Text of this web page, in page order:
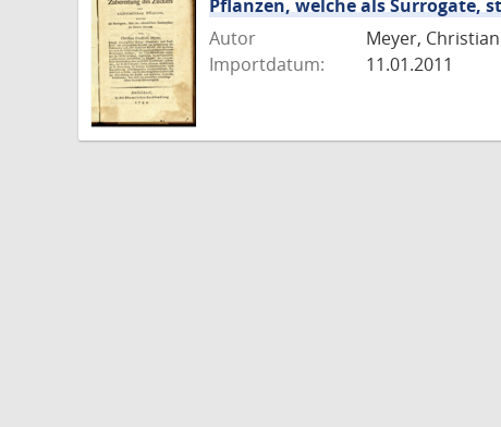
Pflanzen, welche als Surrogate,
Autor
Meyer,
Importdatum:
11.01.2011